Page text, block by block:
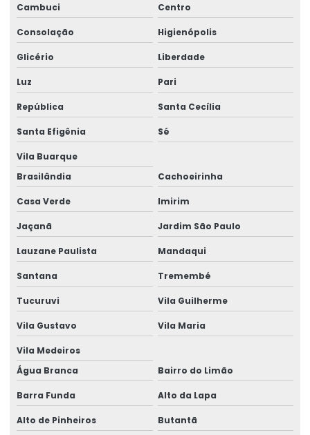
Controle e despacho aduaneiro
Cotação frete aéreo internacional
Declaração de trânsito aduaneiro
Desembaraço aduaneiro
Desembaraço aduaneiro aéreo
Desembaraço aduaneiro alfândega
Desembaraço aduaneiro antecipado
Desembaraço aduaneiro brasil
Desembaraço aduaneiro empresas
Desembaraço aduaneiro de exportação
Desembaraço aduaneiro de importação
Desembaraço aduaneiro de importação receita federal
Desembaraço aduaneiro para liberação
Desembaraço aduaneiro de mercadoria importada
Cambuci Centro
Consolação Higienópolis
Glicério Liberdade
Luz Pari
República Santa Cecília
Santa Efigênia Sé
Vila Buarque
Brasilândia
Cachoeirinha
Casa Verde Imirim
Jaçanã Jardim São Paulo
Lauzane Paulista Mandaqui
Santana Tremembé
Tucuruvi Vila Guilherme
Vila Gustavo Vila Maria
Vila Medeiros
Água Branca
Bairro do Limão
Barra Funda Alto da Lapa
Alto de Pinheiros Butantã